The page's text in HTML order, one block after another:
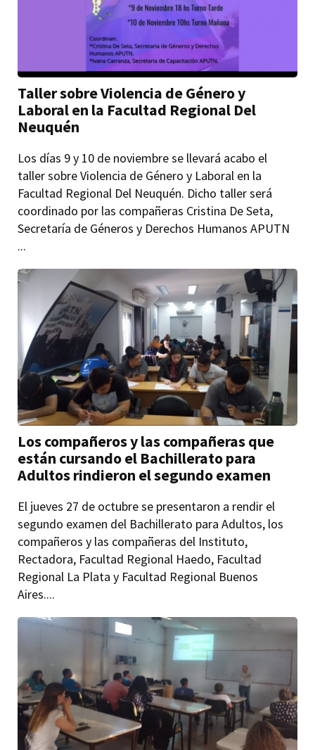
Taller sobre Violencia de Género y
Laboral en la Facultad Regional Del
Neuquén
Los días 9 y 10 de noviembre se llevará acabo el
taller sobre Violencia de Género y Laboral en la
Facultad Regional Del Neuquén. Dicho taller será
coordinado por las compañeras Cristina De Seta,
Secretaría de Géneros y Derechos Humanos APUTN
...
Los compañeros y las compañeras que
están cursando el Bachillerato para
Adultos rindieron el segundo examen
El jueves 27 de octubre se presentaron a rendir el
segundo examen del Bachillerato para Adultos, los
compañeros y las compañeras del Instituto,
Rectadora, Facultad Regional Haedo, Facultad
Regional La Plata y Facultad Regional Buenos
Aires....